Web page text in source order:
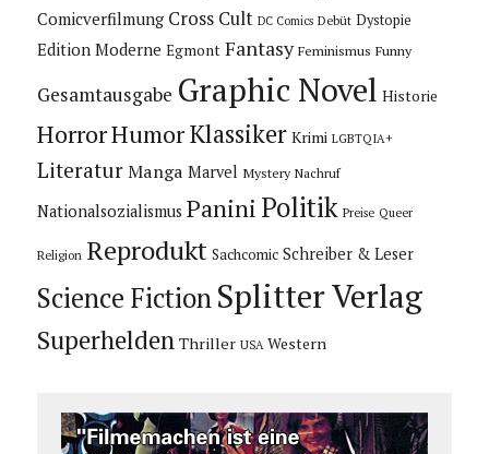
Comicverfilmung Cross Cult DC Comics Debüt Dystopie
Edition Moderne Egmont Fantasy Feminismus Funny
Gesamtausgabe Graphic Novel Historie
HorrorHumorKlassiker Krimi LGBTQIA+
Literatur Manga Marvel Mystery Nachruf
Nationalsozialismus Panini Politik Preise Queer
Religion Reprodukt Sachcomic Schreiber & Leser
Science Fiction Splitter Verlag
Superhelden Thriller USA Western